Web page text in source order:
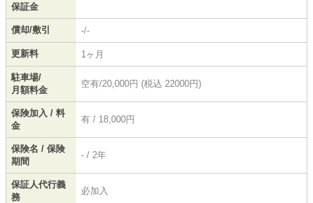
保証金
償却/敷引 -/-
更新料 1ヶ月
駐車場/
月額料金
空有/20,000円 (税込 22000円)
保険加入 / 料
金
有 / 18,000円
保険名 / 保険
期間
- / 2年
保証人代行義
務
必加入